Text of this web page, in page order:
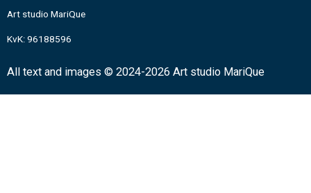
r
m
o
e
Art studio MariQue
KvK: 96188596
All text and images © 2024-2026 Art studio MariQue